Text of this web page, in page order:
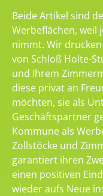
Beide Artikel sind
Werbeflächen, weil
nimmt. Wir
von Schloß Holte-
und Ihrem
diese privat an
möchten, sie als
Geschäftspartner
Kommune als
Zollstöcke und
garantiert ihren
einen positiven
wieder aufs Neue